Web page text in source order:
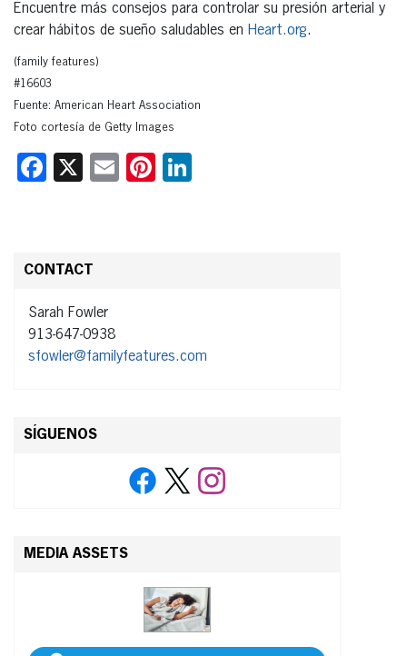
Encuentre más consejos para controlar su presión arterial y
crear hábitos de sueño saludables en Heart.org.
(family features)
#16603
Fuente: American Heart Association
Foto cortesía de Getty Images
Facebook
X EmailPinterest
CONTACT
Sarah Fowler
913-647-0938
sfowler@familyfeatures.com
SÍGUENOS
MEDIA ASSETS